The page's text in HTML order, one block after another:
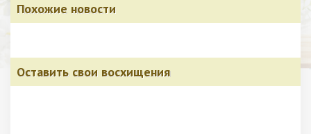
Похожие новости
Оставить свои восхищения